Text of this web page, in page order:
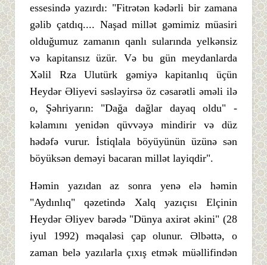
essesində yazırdı: "Fitrətən kədərli bir zamana
gəlib çatdıq.... Naşad millət gəmimiz müasiri
olduğumuz zamanın qanlı sularında yelkənsiz
və kapitansız üzür. Və bu gün meydanlarda
Xəlil Rza Ulutürk gəmiyə kapitanlıq üçün
Heydər Əliyevi səsləyirsə öz cəsarətli əməli ilə
o, Şəhriyarın: "Dağa dağlar dayaq oldu" -
kəlamını yenidən qüvvəyə mindirir və düz
hədəfə vurur. İstiqlala böyüyünün üzünə sən
böyüksən deməyi bacaran millət layiqdir".
Həmin yazıdan az sonra yenə elə həmin
"Aydınlıq" qəzetində Xalq yazıçısı Elçinin
Heydər Əliyev barədə "Dünya axirət əkini" (28
iyul 1992) məqaləsi çap olunur. Əlbəttə, o
zaman belə yazılarla çıxış etmək müəllifindən